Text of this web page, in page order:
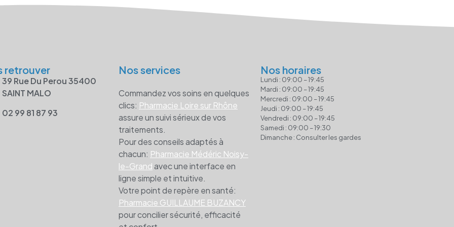
retrouver
39 Rue Du Perou 35400
SAINT MALO
02 99 81 87 93
Nos services
Commandez vos soins en quelques
clics: Pharmacie Loire sur Rhône
assure un suivi sérieux de vos
traitements.
Pour des conseils adaptés à
chacun: Pharmacie Médéric Noisy-
le-Grandavec une interface en
ligne simple et intuitive.
Votre point de repère en santé:
Pharmacie GUILLAUME BUZANCY
pour concilier sécurité, efficacité
Nos horaires
Lundi : 09:00 – 19:45
Mardi : 09:00 – 19:45
Mercredi : 09:00 – 19:45
Jeudi : 09:00 – 19:45
Vendredi : 09:00 – 19:45
Samedi : 09:00 – 19:30
Dimanche : Consulter les gardes